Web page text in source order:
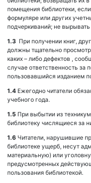
помещения библиотеки,
формуляре или других
подчеркиваний; не
1.3 При получении книг,
должны тщательно
каких – либо дефектов ,
случае ответственность за
пользовавшийся изданием
1.4 Ежегодно читатели
учебного года.
1.5 При выбытии из
библиотеку числящиеся за
1.6 Читатели, нарушившие
библиотеке ущерб, несут
материальную) или
предусмотренных
пользования библиотекой.